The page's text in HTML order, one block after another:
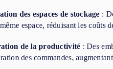
des espaces de stockage :
espace, réduisant les coûts
de la productivité : Des
des commandes,